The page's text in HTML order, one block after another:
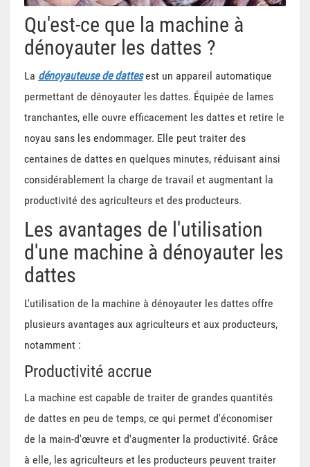
Qu'est-ce que la machine à
dénoyauter les dattes ?
La dénoyauteuse de dattesest un appareil automatique
permettant de dénoyauter les dattes. Équipée de lames
tranchantes, elle ouvre efficacement les dattes et retire le
noyau sans les endommager. Elle peut traiter des
centaines de dattes en quelques minutes, réduisant ainsi
considérablement la charge de travail et augmentant la
productivité des agriculteurs et des producteurs.
Les avantages de l'utilisation
d'une machine à dénoyauter les
dattes
L'utilisation de la machine à dénoyauter les dattes offre
plusieurs avantages aux agriculteurs et aux producteurs,
notamment :
Productivité accrue
La machine est capable de traiter de grandes quantités
de dattes en peu de temps, ce qui permet d'économiser
de la main-d'œuvre et d'augmenter la productivité. Grâce
à elle, les agriculteurs et les producteurs peuvent traiter